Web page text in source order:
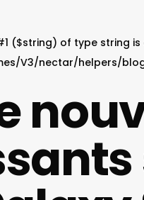
($string) of type string
V3/nectar/helpers/